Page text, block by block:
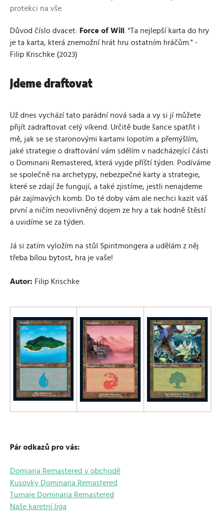
protekci na vše.
Důvod číslo dvacet: Force of Will . "Ta nejlepší karta do hry
je ta karta, která znemožní hrát hru ostatním hráčům." -
Filip Krischke (2023)
Jdeme draftovat
Už dnes vychází tato parádní nová sada a vy si jí můžete
přijít zadraftovat celý víkend. Určitě bude šance spatřit i
mě, jak se se staronovými kartami lopotím a přemýšlím,
jaké strategie o draftování vám sdělím v nadcházející části
o Dominarii Remastered, která vyjde příští týden. Podíváme
se společně na archetypy, nebezpečné karty a strategie,
které se zdají že fungují, a také zjistíme, jestli nenajdeme
pár zajímavých komb. Do té doby vám ale nechci kazit váš
první a ničím neovlivněný dojem ze hry a tak hodně štěstí
a uvidíme se za týden.
Já si zatím vyložím na stůl Spiritmongera a udělám z něj
třeba bílou bytost, hra je vaše!
Autor: Filip Krischke
Pár odkazů pro vás:
Domiaria Remastered v obchodě
Kusovky Dominaria Remastered
Turnaje Dominaria Remastered
Naše karetní liga